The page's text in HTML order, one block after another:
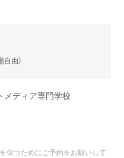
由）
メディア専門学校
保つためにご予約をお願いして